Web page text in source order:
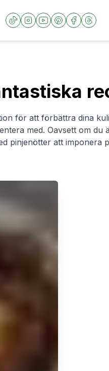
för att förbättra dina
med. Oavsett om
pinjenötter att imponera